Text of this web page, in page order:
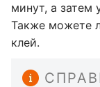
минут, а затем
Также можете
клей.